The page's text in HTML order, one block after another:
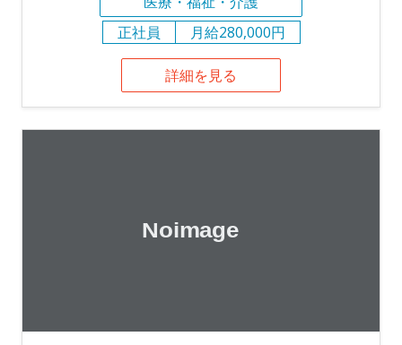
正社員
月給280,000円
詳細を見る